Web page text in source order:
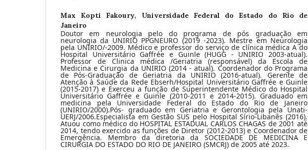
Max Kopti Fakoury, Universidade Federal do Estado do Rio de
Janeiro
Doutor em neurologia pelo do programa de pós graduação em
neurologia da UNIRIO PPGNEURO (2019 -2023). Mestre em Neurologia
pela UNIRIO/-2009. Médico e professor do serviço de clínica médica A do
Hospital Universitário Gaffrée e Guinle (HUGG - UNIRIO 2003-atual).
Professor de Clinica médica /Geriatria (responsável) da Escola de
Medicina e Cirurgia da UNIRIO (2014 - atual). Coordenador do Programa
de Pós-Graduação de Geriatria da UNIRIO (2016-atual). Gerente de
Atenção à Saúde da Rede Ebserh/Hospital Universitário Gaffrée e Guinle
(2015-2017) e Exerceu a função de Superintendente Médico do Hospital
Universitário Gaffrée e Guinle (2010-2011 e 2014-2015). Graduado em
medicina pela Universidade Federal do Estado do Rio de Janeiro
(UNIRIO/2000).Pós- graduado em Geriatria e Gerontologia pela Unati-
UERJ/2006.Especialista em Gestão SUS pelo Hospital Sírio-Libanês (2016).
Atuou como médico do HOSPITAL ESTADUAL CARLOS CHAGAS de 2001 até
2014, tendo exercido as funções de Diretor (2012-2013) e Coordenador de
Emergência. Membro da diretoria da SOCIEDADE DE MEDICINA E
CIRURGIA DO ESTADO DO RIO DE JANEIRO (SMCRJ) de 2005 até 2023.